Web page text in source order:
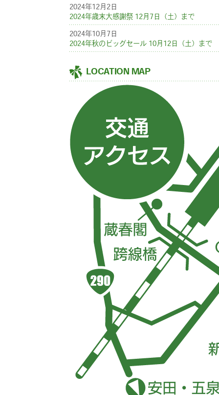
2024年12月2日
2024年歳末大感謝祭 12月7日（土）まで
2024年10月7日
2024年秋のビッグセール 10月12日（土）まで
LOCATION MAP